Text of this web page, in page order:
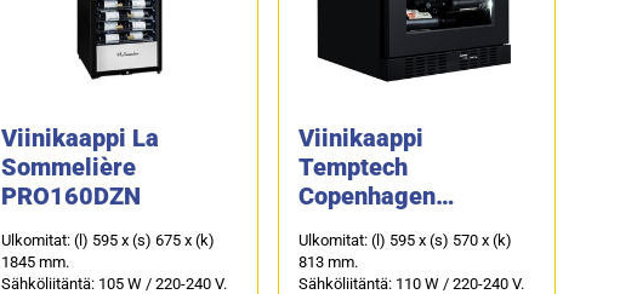
Viinikaappi La
Sommelière
PRO160DZN
Ulkomitat: (l) 595 x (s) 675 x (k)
1845 mm.
Sähköliitäntä: 105 W / 220-240 V.
Viinikaappi
Temptech
Copenhagen
Ulkomitat: (l) 595 x (s) 570 x (k)
813 mm.
Sähköliitäntä: 110 W / 220-240 V.